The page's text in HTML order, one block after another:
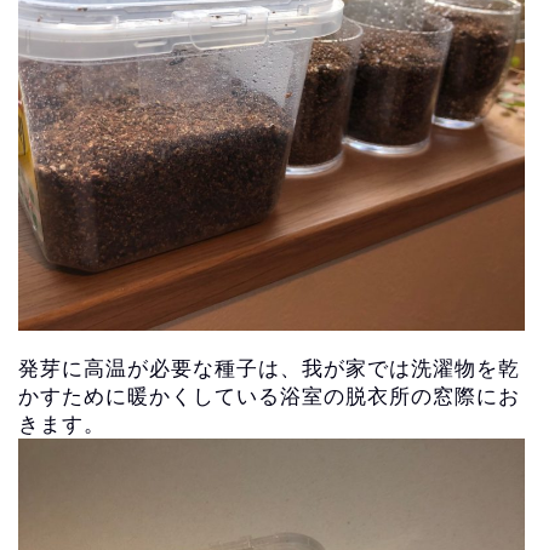
発芽に高温が必要な種子は、 我が家では洗濯物を乾
かすために暖かくしている浴室の脱衣所の窓 際にお
きます。